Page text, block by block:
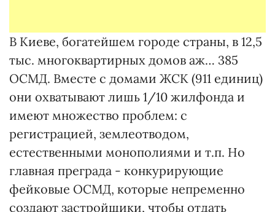
В Киеве, богатейшем городе страны, в 12,5
тыс. многоквартирных домов аж… 385
ОСМД. Вместе с домами ЖСК (911 единиц)
они охватывают лишь 1/10 жилфонда и
имеют множество проблем: с
регистрацией, землеотводом,
естественными монополиями и т.п. Но
главная преграда - конкурирующие
фейковые ОСМД, которые непременно
создают застройщики, чтобы отдать